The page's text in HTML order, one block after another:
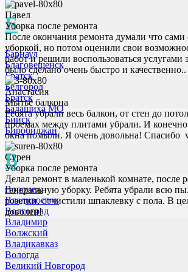
Б
Барнаул
Благовещенск
Братск
Белгород
Братск
Балашиха МО
Бийск
Биробиджан
В
Воронеж
Владивосток
Волгоград
Владимир
Волжский
Владикавказ
Вологда
Великий Новгород
Павел
Уборка после ремонта
После окончания ремонта думали что сами
уборкой, но потом оценили свои
работ и решили воспользоваться услугами
было сделано очень быстро и качественно..
Анастасия
Мытьё балкона
Ребята убрали весь балкон, от стен до
проемах между плитами убрали. И
окна помыли. Я очень довольна! Спасибо
Сурен
Уборка после ремонта
Делал ремонт в маленькой комнате, после
генеральную уборку. Ребята убрали всю
розетки, отчистили шпаклевку с пола. В
доволен!